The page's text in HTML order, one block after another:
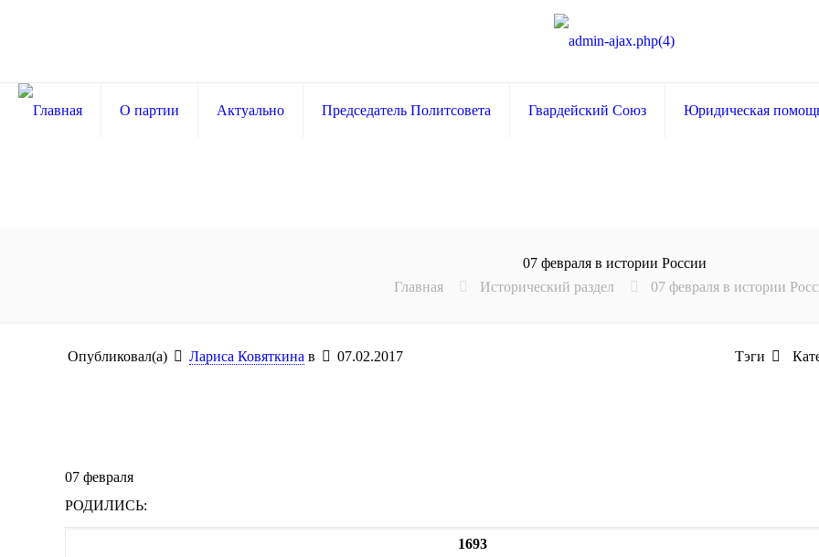
О партии Актуально Председатель Политсовета Гвардейский Союз Юридическая
07 февраля в истории России
Главная
Исторический раздел 07 февраля в истории
Опубликовал(а) Лариса Ковяткина в 07.02.2017 Тэги
07 февраля
РОДИЛИСЬ:
1693